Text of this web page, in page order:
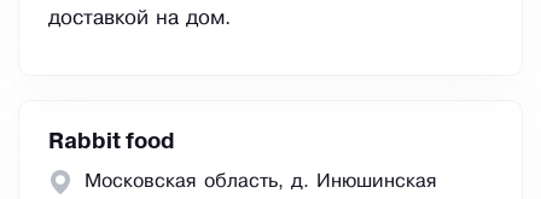
доставкой на дом.
Rabbit food
Московская область, д. Инюшинская